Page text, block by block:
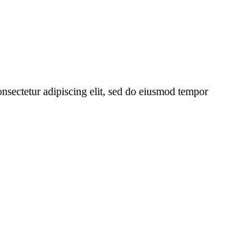
adipiscing elit, sed do eiusmod tempor